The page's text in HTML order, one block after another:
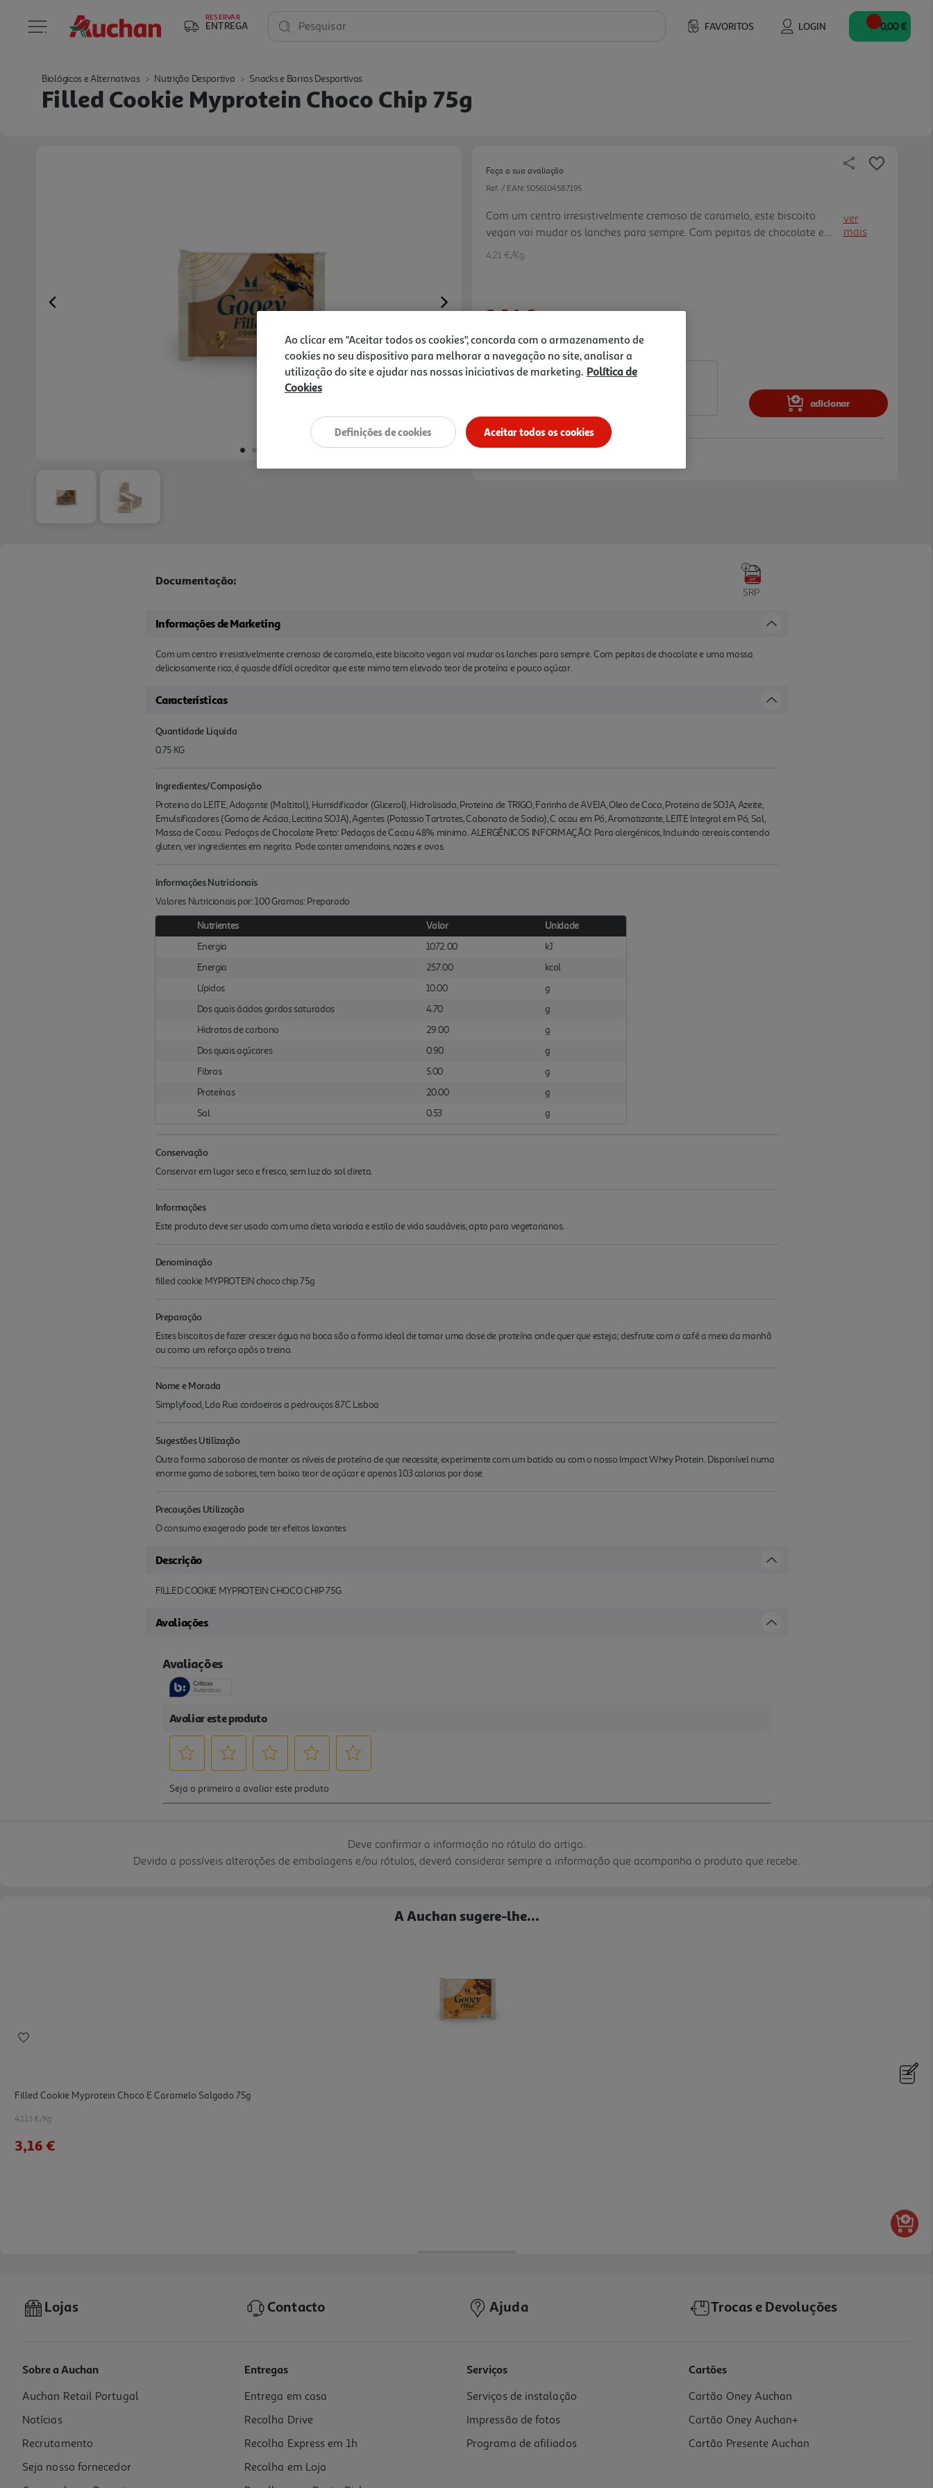
RESERVAR
ENTREGA FAVORITOS LOGIN
Pesquisar 0,00 €
Biológicos e Alternativas Nutrição Desportiva Snacks e Barras Desportivas
Filled Cookie Myprotein Choco Chip 75g
Previous Next
Faça a sua avaliação
Ref. / EAN: 5056104587195
Com um centro irresistivelmente cremoso de caramelo, este biscoito
vegan vai mudar os lanches para sempre. Com pepitas de chocolate e
uma massa deliciosamente rica, é quasde difícil acreditar que este mimo
ver
mais
4.21 €/Kg
3,16 €
Notas de preparação
adicionar
Documentação:
SRP
Informações de Marketing
Com um centro irresistivelmente cremoso de caramelo, este biscoito vegan vai mudar os lanches para sempre. Com pepitas de chocolate e uma massa
deliciosamente rica, é quasde difícil acreditar que este mimo tem elevado teor de proteína e pouco açúcar.
Características
Quantidade Liquida
0.75 KG
Ingredientes/Composição
Proteina do LEITE, Adoçante (Maltitol), Humidificador (Glicerol), Hidrolisado, Proteina de TRIGO, Farinha de AVEIA, Oleo de Coco, Proteina de SOJA, Azeite,
Emulsificadores (Goma de Acácia, Lecitina SOJA), Agentes (Potassio Tartrates, Cabonato de Sodio), C acau em Pó, Aromatizante, LEITE Integral em Pó, Sal,
Massa de Cacau. Pedaços de Chocolate Preto: Pedaços de Cacau 48% minimo. ALERGÉNICOS INFORMAÇÃO: Para alergénicos, Incluindo cereais contendo
gluten, ver ingredientes em negrito. Pode conter amendoins, nozes e ovos.
Informações Nutricionais
Valores Nutricionais por: 100 Gramas: Preparado
Nutrientes Valor
Unidade
Energia
1072.00
kJ
Energia
257.00
kcal
Lípidos
10.00
g
Dos quais ácidos gordos saturados
4.70
g
Hidratos de carbono
29.00
g
Dos quais açúcares
0.90
g
Fibras
5.00
g
Proteínas
20.00
g
Sal
0.53 g
Conservação
Conservar em lugar seco e fresco, sem luz do sol direta.
Informações
Este produto deve ser usado com uma dieta variada e estilo de vida saudáveis, apto para vegetarianos.
Denominação
filled cookie MYPROTEIN choco chip 75g
Preparação
Estes biscoitos de fazer crescer água na boca são a forma ideal de tomar uma dose de proteína onde quer que esteja; desfrute com o café a meio da manhã
ou como um reforço após o treino.
Nome e Morada
Simplyfood, Lda Rua cordoeiros a pedrouços 87C Lisboa
Sugestões Utilização
Outra forma saborosa de manter os níveis de proteína de que necessite, experimente com um batido ou com o nosso Impact Whey Protein. Disponível numa
enorme gama de sabores, tem baixo teor de açúcar e apenas 103 calorias por dose.
Precauções Utilização
O consumo exagerado pode ter efeitos laxantes
Descrição
FILLED COOKIE MYPROTEIN CHOCO CHIP 75G
Avaliações
Deve confirmar a informação no rótulo do artigo.
Devido a possíveis alterações de embalagens e/ou rótulos, deverá considerar sempre a informação que acompanha o produto que recebe.
A Auchan sugere-lhe...
Filled Cookie Myprotein Choco E Caramelo Salgado 75g
42.13 €/Kg
3,16 €
Brownie Myprotein Milk Chocolate Chunk 75g
3.45 €/Kg
2,59 €
Lojas Contacto Ajuda Trocas e Devoluções
Sobre a Auchan
Auchan Retail Portugal
Notícias
Recrutamento
Seja nosso fornecedor
Entregas
Entrega em casa
Recolha Drive
Recolha Express em 1h
Recolha em Loja
Serviços
Serviços de instalação
Impressão de fotos
Programa de afiliados
Cartões
Cartão Oney Auchan
Cartão Oney Auchan+
Cartão Presente Auchan
Ao clicar em "Aceitar todos os cookies", concorda com o armazenamento de
cookies no seu dispositivo para melhorar a navegação no site, analisar a
utilização do site e ajudar nas nossas iniciativas de marketing. Política de
Cookies
Aceitar todos os cookies
Definições de cookies